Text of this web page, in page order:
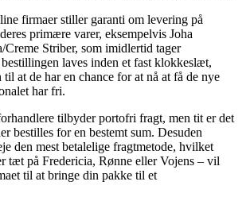
firmaer stiller garanti om levering på
primære varer, eksempelvis Joha
Creme Striber, som imidlertid tager
laves inden et fast klokkeslæt,
til at de har en chance for at nå at få de nye
har fri.
tilbyder portofri fragt, men tit er det
bestilles for en bestemt sum. Desuden
den mest betalelige fragtmetode, hvilket
tæt på Fredericia, Rønne eller Vojens – vil
til at bringe din pakke til et